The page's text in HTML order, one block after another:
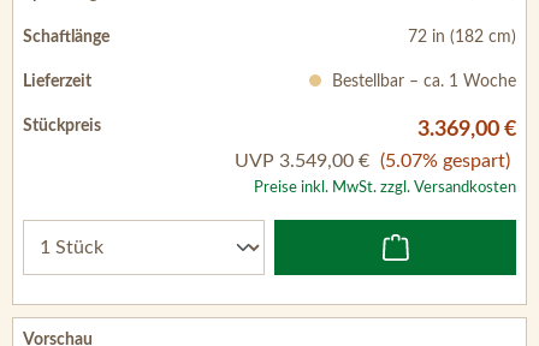
3.369,00 €
Preise inkl. MwSt. zzgl. Versandkosten